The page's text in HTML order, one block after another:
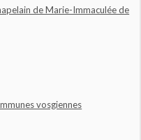
de Marie-Immaculée de
vosgiennes